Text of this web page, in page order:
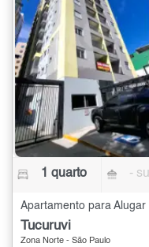
1 quarto -
Apartamento para
Tucuruvi
Zona Norte - São Paulo